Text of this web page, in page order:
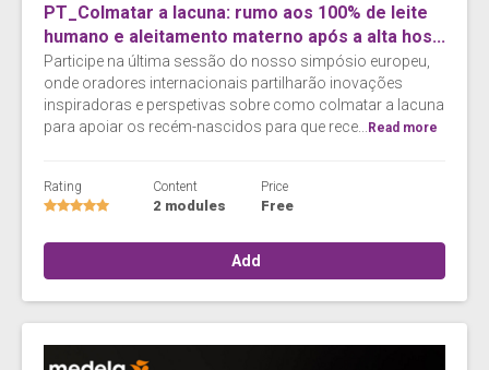
PT_Colmatar a lacuna: rumo aos 100% de leite
humano e aleitamento materno após a alta hos...
Participe na última sessão do nosso simpósio europeu,
onde oradores internacionais partilharão inovações
inspiradoras e perspetivas sobre como colmatar a lacuna
para apoiar os recém-nascidos para que rece...
Read more
Rating Content
2 modules
Price
Free
Add